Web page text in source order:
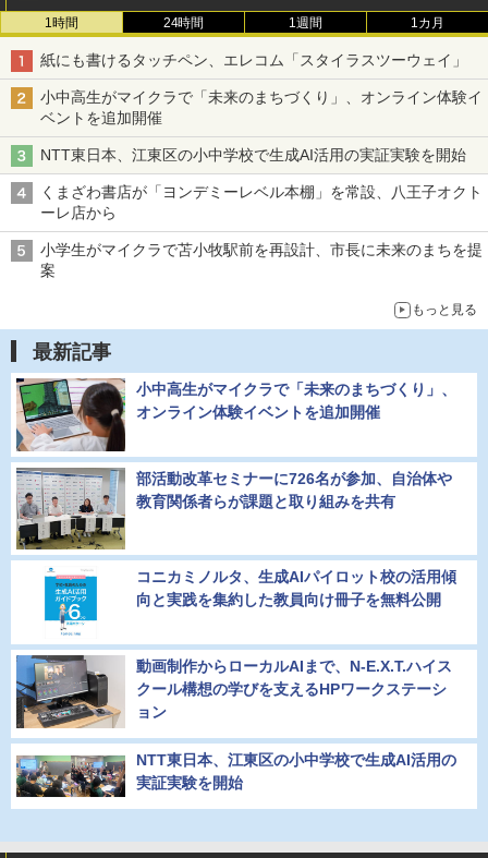
1時間 24時間 1週間 1カ月
紙にも書けるタッチペン、エレコム「スタイラスツーウェイ」
小中高生がマイクラで「未来のまちづくり」、オンライン体験イ
ベントを追加開催
NTT東日本、江東区の小中学校で生成AI活用の実証実験を開始
くまざわ書店が「ヨンデミーレベル本棚」を常設、八王子オクト
ーレ店から
小学生がマイクラで苫小牧駅前を再設計、市長に未来のまちを提
案
もっと見る
最新記事
小中高生がマイクラで「未来のまちづくり」、
オンライン体験イベントを追加開催
部活動改革セミナーに726名が参加、自治体や
教育関係者らが課題と取り組みを共有
コニカミノルタ、生成AIパイロット校の活用傾
向と実践を集約した教員向け冊子を無料公開
動画制作からローカルAIまで、N-E.X.T.ハイス
クール構想の学びを支えるHPワークステーシ
ョン
NTT東日本、江東区の小中学校で生成AI活用の
実証実験を開始